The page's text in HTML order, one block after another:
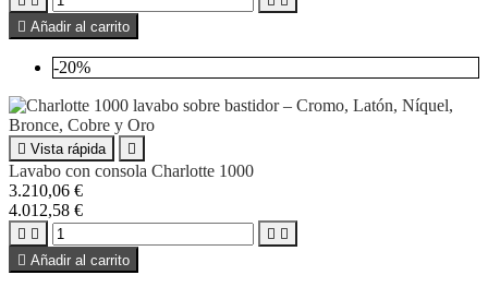
 Añadir al carrito
-20%
 Vista rápida 
Lavabo con consola Charlotte 1000
3.210,06 €
4.012,58 €
   
 Añadir al carrito